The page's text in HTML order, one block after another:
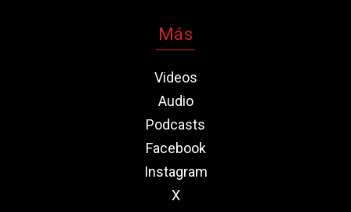
Más
Videos
Audio
Podcasts
Facebook
Instagram
X